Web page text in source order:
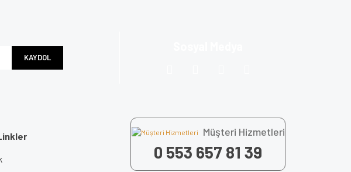
KAYDOL
Müşteri Hizmetleri
0 553 657 81 39